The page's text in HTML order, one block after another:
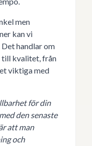
men
kan vi
handlar om
kvalitet, från
viktiga med
för din
den senaste
att man
och